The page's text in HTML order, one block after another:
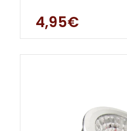
Durchmesser)- 7,0
4,95€